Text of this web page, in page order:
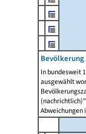
In bundesweit
ausgewählt
Abweichungen